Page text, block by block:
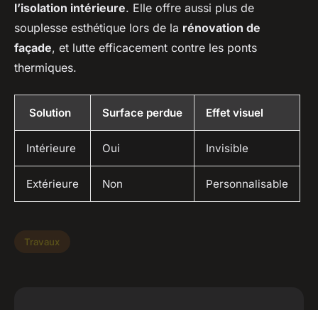
l’isolation intérieure. Elle offre aussi plus de
souplesse esthétique lors de la rénovation de
façade, et lutte efficacement contre les ponts
thermiques.
Solution Surface perdue Effet visuel
Intérieure Oui Invisible
Extérieure Non Personnalisable
Travaux